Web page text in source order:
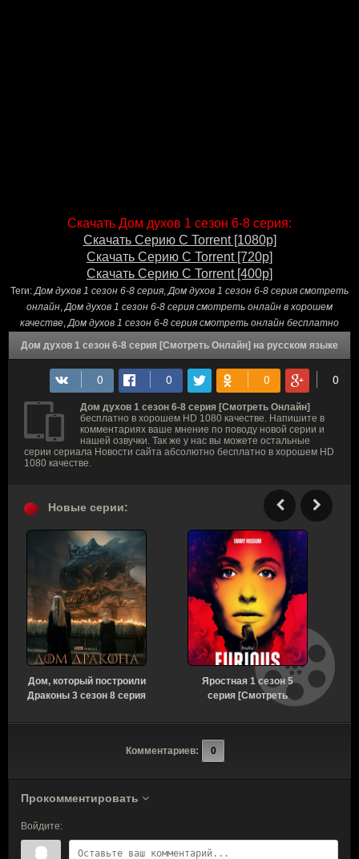
Скачать Дом духов 1 сезон 6-8 серия:
Скачать Серию С Torrent [1080p]
Скачать Серию С Torrent [720p]
Скачать Серию С Torrent [400p]
Теги: Дом духов 1 сезон 6-8 серия Дом духов 1 сезон 6-8 серия смотреть
онлайн Дом духов 1 сезон 6-8 серия смотреть онлайн в хорошем
качестве Дом духов 1 сезон 6-8 серия смотреть онлайн бесплатно
Дом духов 1 сезон 6-8 серия [Смотреть Онлайн] на русском языке
Дом духов 1 сезон 6-8 серия [Смотреть Онлайн]
бесплатно в хорошем HD 1080 качестве. Напишите в
комментариях ваше мнение по поводу новой серии и
нашей озвучки. Так же у нас вы можете остальные
серии сериала Новости сайта абсолютно бесплатно в хорошем HD
1080 качестве.
Новые серии:
Дом, который построили
Драконы 3 сезон 8 серия
Яростная 1 сезон 5
серия [Смотреть
Комментариев: 0
Прокомментировать
Войдите: